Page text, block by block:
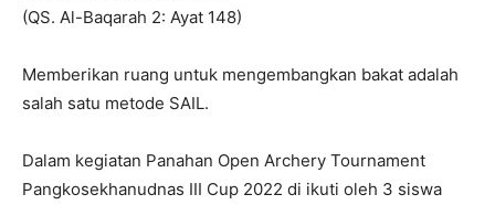
(QS. Al-Baqarah 2: Ayat 148)
Memberikan ruang untuk mengembangkan bakat adalah
salah satu metode SAIL.
Dalam kegiatan Panahan Open Archery Tournament
Pangkosekhanudnas III Cup 2022 di ikuti oleh 3 siswa